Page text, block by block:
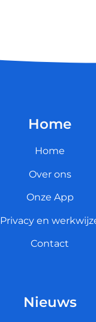
Home
Home
Over ons
Onze App
Privacy en
Contact
Nieuws